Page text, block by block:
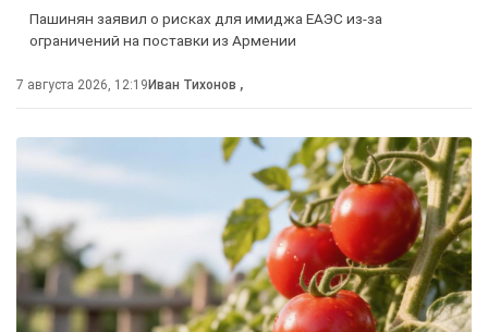
Пашинян заявил о рисках для имиджа ЕАЭС из-за
ограничений на поставки из Армении
7 августа 2026, 12:19 Иван Тихонов ,